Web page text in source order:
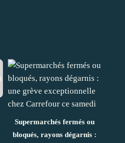
Supermarchés fermés ou
bloqués, rayons dégarnis :